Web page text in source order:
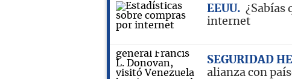
EEUU
¿Sabías
internet
SEGURIDAD
alianza con